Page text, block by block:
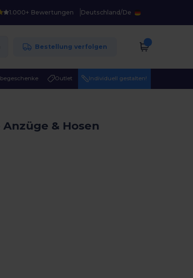
1.000+ Bewertungen Deutschland/De
Bestellung verfolgen
Outlet Individuell gestalten!
& Hosen